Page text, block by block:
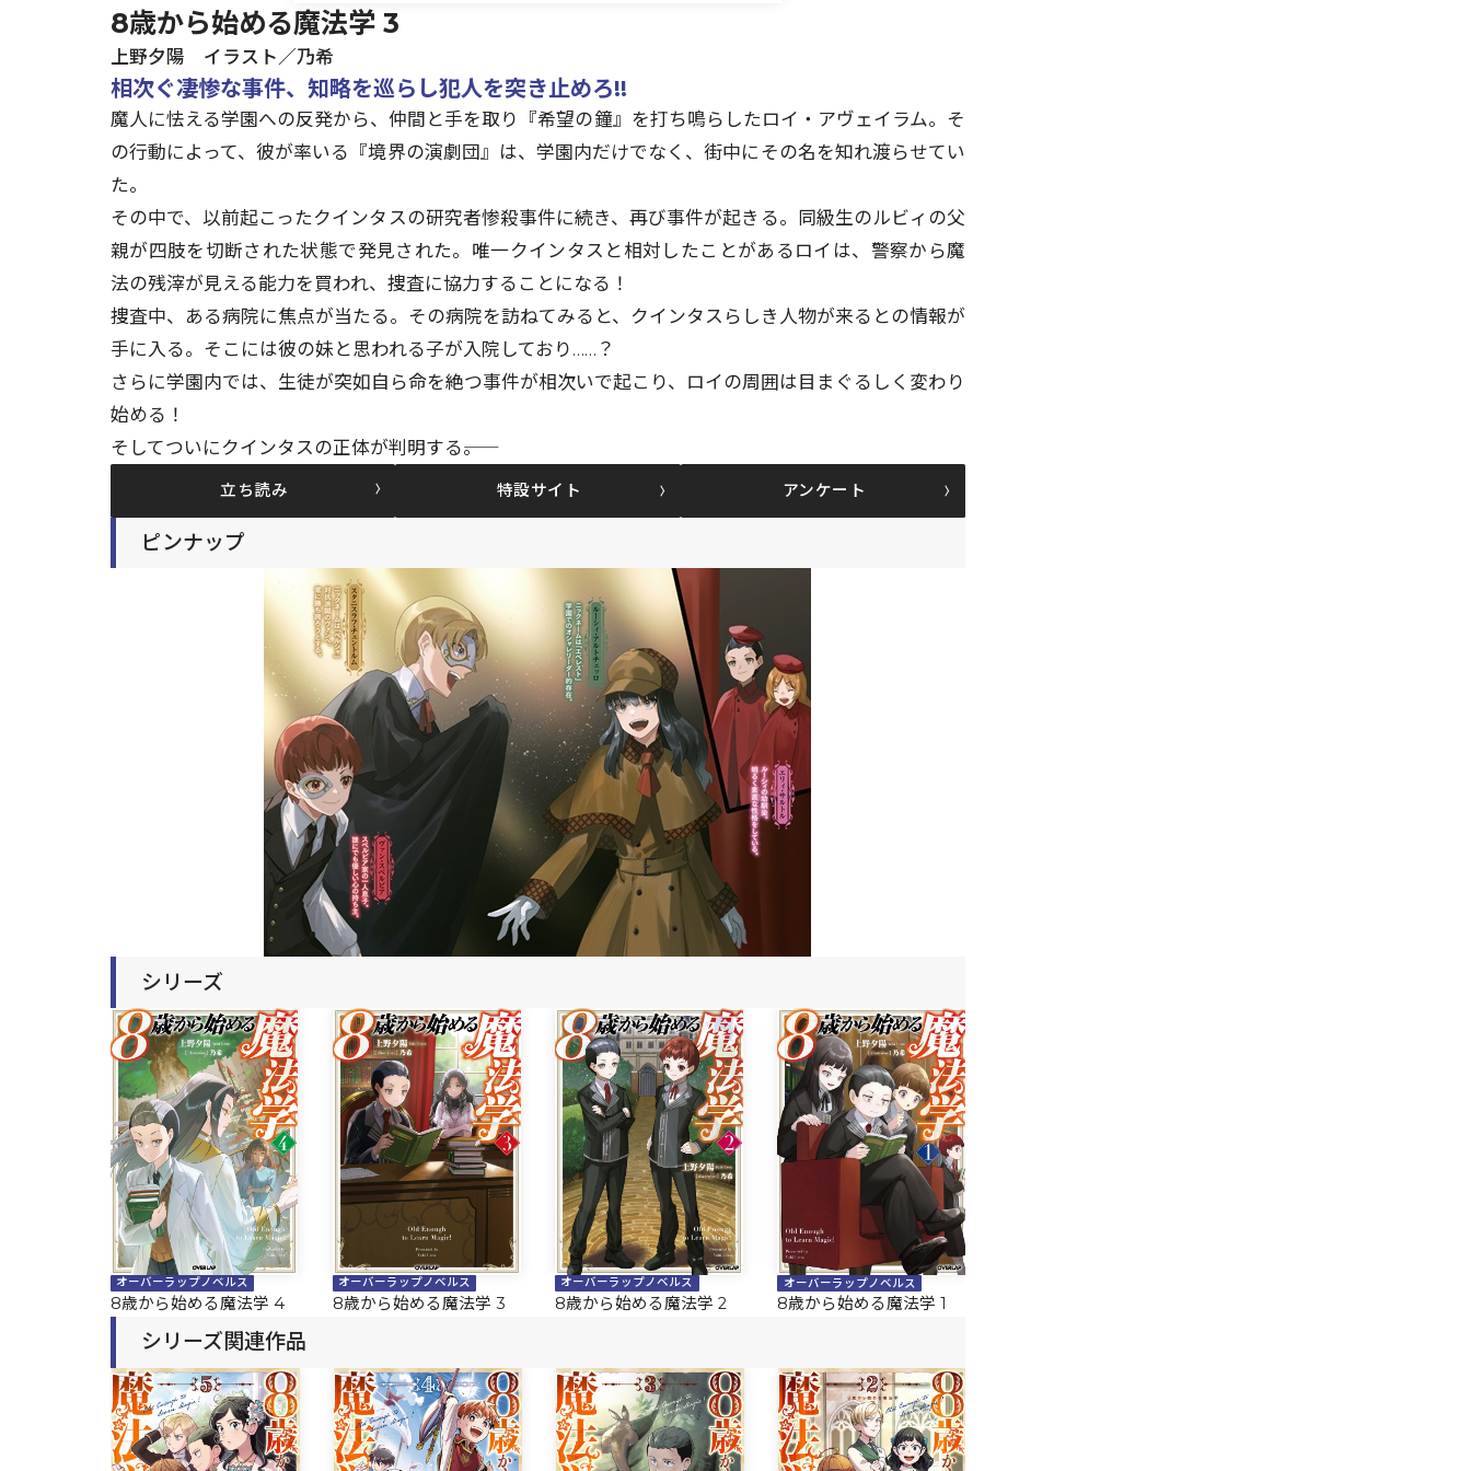
8歳から始める魔法学 3
上野夕陽 イラスト／乃希
相次ぐ凄惨な事件、知略を巡らし犯人を突き止めろ!!
魔人に怯える学園への反発から、仲間と手を取り『希望の鐘』を打ち鳴らしたロイ・アヴェイラム。そ
の行動によって、彼が率いる『境界の演劇団』は、学園内だけでなく、街中にその名を知れ渡らせてい
た。
その中で、以前起こったクインタスの研究者惨殺事件に続き、再び事件が起きる。同級生のルビィの父
親が四肢を切断された状態で発見された。唯一クインタスと相対したことがあるロイは、警察から魔
法の残滓が見える能力を買われ、捜査に協力することになる！
捜査中、ある病院に焦点が当たる。その病院を訪ねてみると、クインタスらしき人物が来るとの情報が
手に入る。そこには彼の妹と思われる子が入院しており……？
さらに学園内では、生徒が突如自ら命を絶つ事件が相次いで起こり、ロイの周囲は目まぐるしく変わり
始める！
そしてついにクインタスの正体が判明する――。
立ち読み 特設サイト アンケート
ピンナップ
シリーズ
オーバーラップノベルス
8歳から始める魔法学 4
オーバーラップノベルス
8歳から始める魔法学 3
オーバーラップノベルス
8歳から始める魔法学 2
オーバーラップノベルス
8歳から始める魔法学 1
シリーズ関連作品